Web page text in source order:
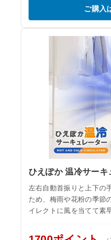
ご購入
ひえぽか 温冷サーキ
左右自動首振りと上下の
ため、梅雨や花粉の季節
イレクトに風を当てて素